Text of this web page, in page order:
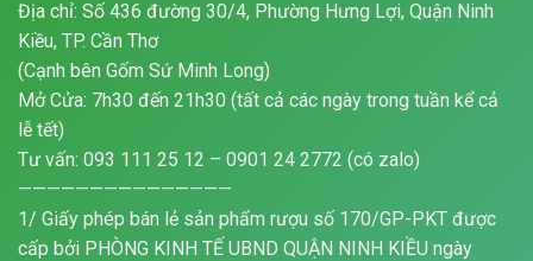
Địa chỉ: Số 436 đường 30/4, Phường Hưng Lợi, Quận Ninh
Kiều, TP. Cần Thơ
(Cạnh bên Gốm Sứ Minh Long)
Mở Cửa: 7h30 đến 21h30 (tất cả các ngày trong tuần kể cả
lễ tết)
Tư vấn: 093 111 25 12 – 0901 24 2772 (có zalo)
———————————————
1/ Giấy phép bán lẻ sản phẩm rượu số 170/GP-PKT được
cấp bởi PHÒNG KINH TẾ UBND QUẬN NINH KIỀU ngày